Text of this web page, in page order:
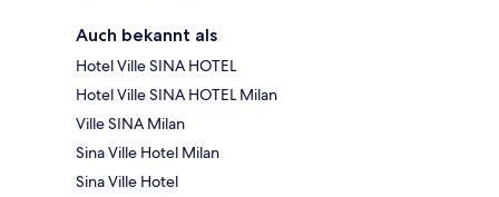
Auch bekannt als
Hotel Ville SINA HOTEL
Hotel Ville SINA HOTEL Milan
Ville SINA Milan
Sina Ville Hotel Milan
Sina Ville Hotel